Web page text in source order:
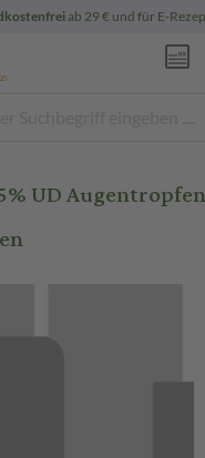
ab 29 € und für E-
UD